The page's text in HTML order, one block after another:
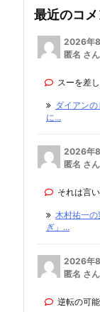
最近のコメ
2026年
匿名 さん
スーを差
ダイアン
に...
2026年
匿名 さん
それは言
木村祐一
ぎ」...
2026年
匿名 さん
逆転の可